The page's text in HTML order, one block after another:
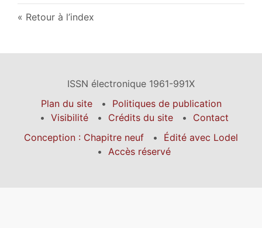
Retour à l’index
ISSN électronique 1961-991X
Plan du site
Politiques de publication
Visibilité
Crédits du site
Contact
Conception : Chapitre neuf
Édité avec Lodel
Accès réservé